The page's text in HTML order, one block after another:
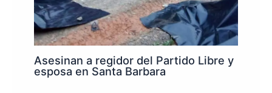
Asesinan a regidor del Partido Libre y
esposa en Santa Barbara